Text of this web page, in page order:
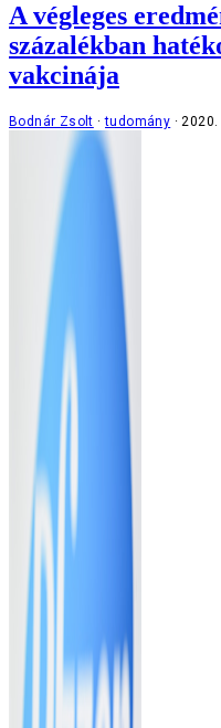
A végleges
százalékban
vakcinája
Bodnár Zsolt tudomány 2020.